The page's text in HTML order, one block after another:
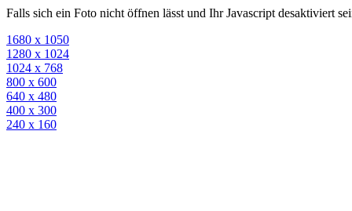
Falls sich ein Foto nicht öffnen lässt und Ihr Javascript desaktiviert
1680 x 1050
1280 x 1024
1024 x 768
800 x 600
640 x 480
400 x 300
240 x 160